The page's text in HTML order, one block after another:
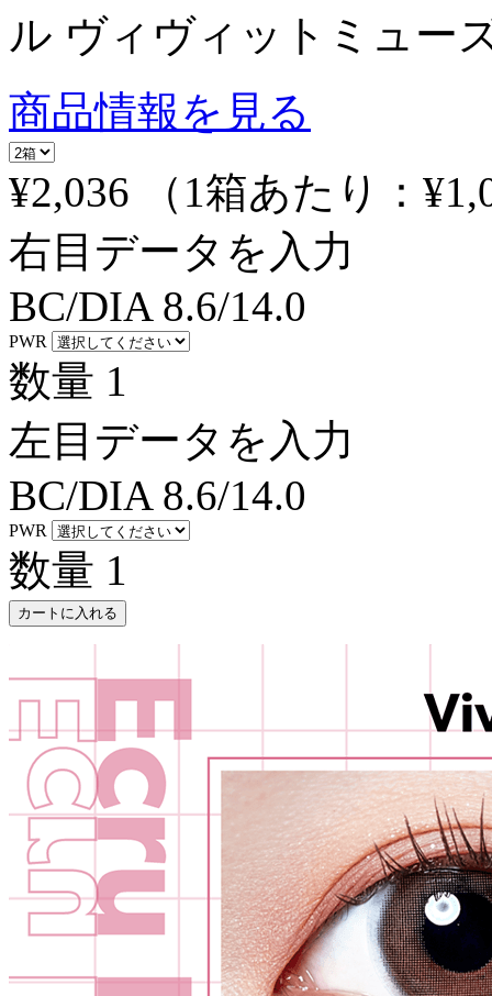
ル ヴィヴィットミュー
商品情報を見る
¥2,036
（1箱あたり：
右目データを入力
BC/DIA 8.6/14.0
PWR
数量 1
左目データを入力
BC/DIA 8.6/14.0
PWR
数量 1
カートに入れる